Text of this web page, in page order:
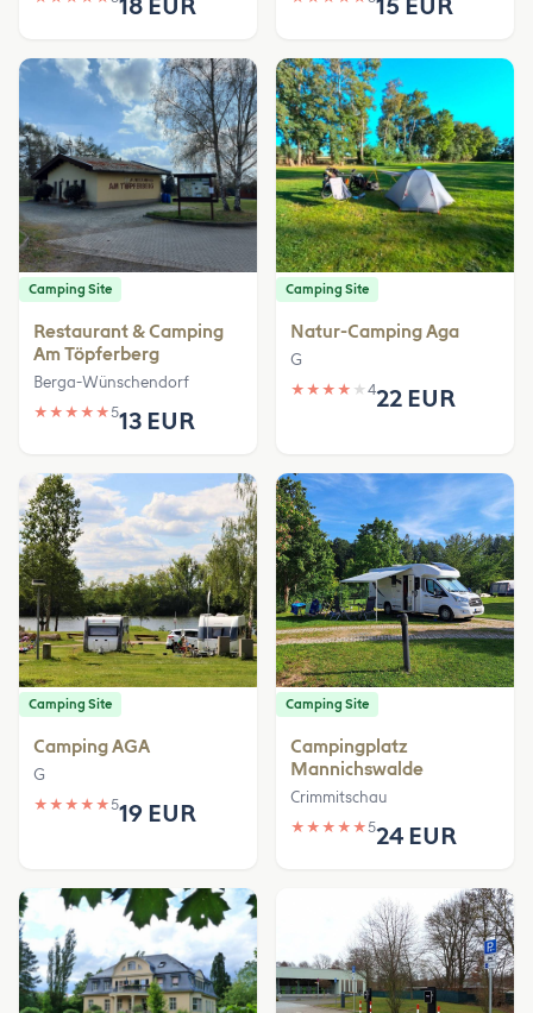
18 EUR 15 EUR
Camping Site
Restaurant & Camping
Am Töpferberg
Berga-Wünschendorf
★ ★ ★ ★ ★513 EUR
Camping Site
Natur-Camping Aga
G
★ ★ ★ ★ ★ 422 EUR
Camping Site
Camping AGA
G
★ ★ ★ ★ ★519 EUR
Camping Site
Campingplatz
Mannichswalde
Crimmitschau
★ ★ ★ ★ ★524 EUR